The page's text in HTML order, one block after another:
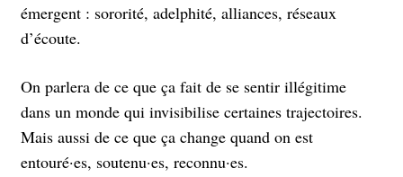
émergent : sororité, adelphité, alliances, réseaux
d’écoute.
On parlera de ce que ça fait de se sentir illégitime
dans un monde qui invisibilise certaines trajectoires.
Mais aussi de ce que ça change quand on est
entouré·es, soutenu·es, reconnu·es.